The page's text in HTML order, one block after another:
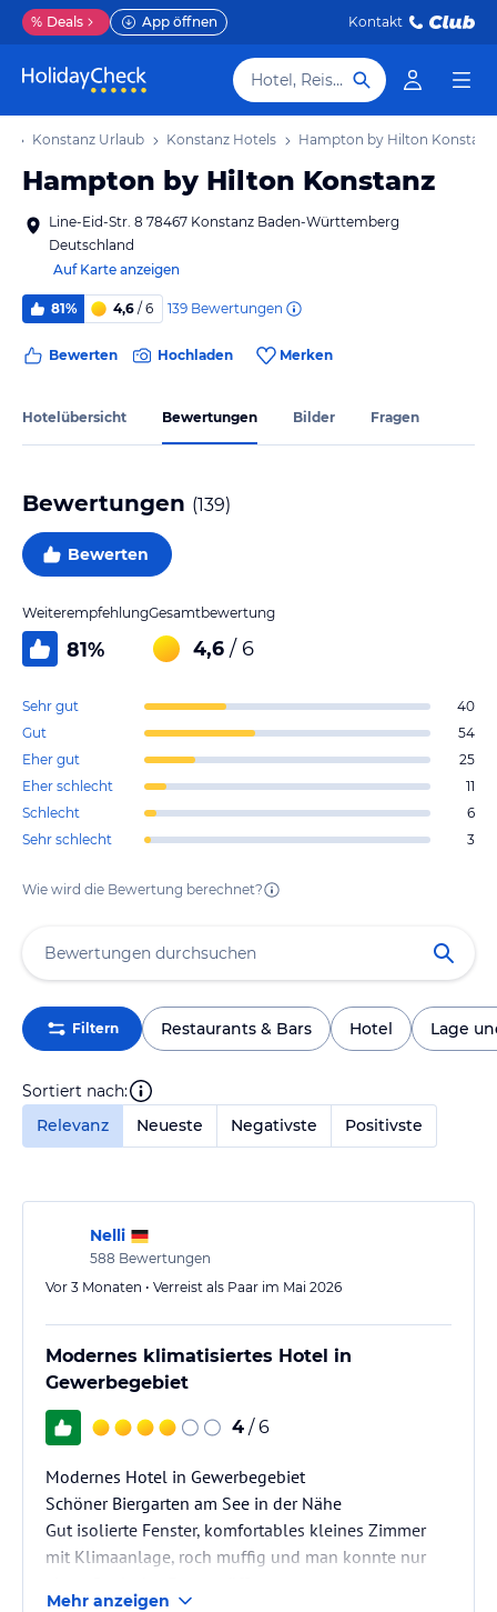
% Deals App öffnen Kontakt
Hotel, Reiseziel
Konstanz Urlaub Konstanz Hotels Hampton by Hilton Konstanz
Hampton by Hilton Konstanz
Line-Eid-Str. 8 78467 Konstanz Baden-Württemberg
Deutschland
Auf Karte anzeigen
81% 4,6 / 6 139 Bewertungen
Bewerten Hochladen Merken
Hotelübersicht Bewertungen Bilder Fragen
Bewertungen (139)
Bewerten
Weiterempfehlung
81%
Gesamtbewertung
4,6 / 6
Sehr gut
40
Gut
54
Eher gut
25
Eher schlecht
11
Schlecht
6
Sehr schlecht
3
Wie wird die Bewertung berechnet?
Filtern Restaurants & Bars Hotel Lage
Sortiert nach:
Relevanz
Neueste Negativste Positivste
Nelli
588 Bewertungen
Vor 3 Monaten • Verreist als Paar im Mai 2026
Modernes klimatisiertes Hotel in
Gewerbegebiet
4 / 6
Modernes Hotel in Gewerbegebiet
Schöner Biergarten am See in der Nähe
Gut isolierte Fenster, komfortables kleines Zimmer
mit Klimaanlage, roch muffig und man konnte nur
Mehr anzeigen